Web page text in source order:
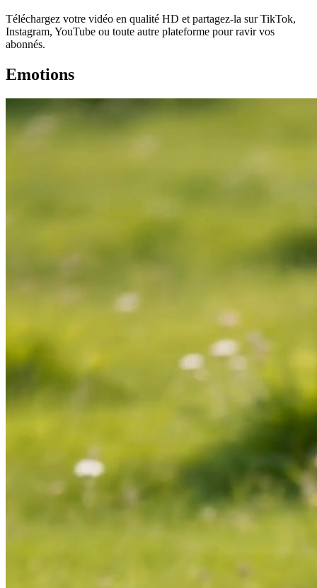
Téléchargez votre vidéo en qualité HD et partagez-la sur TikTok,
Instagram, YouTube ou toute autre plateforme pour ravir vos
abonnés.
Emotions